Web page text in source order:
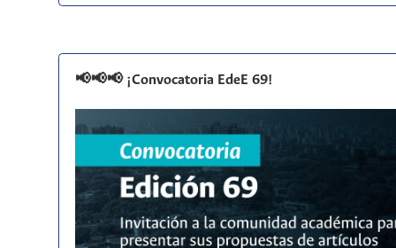
📢📢📢 ¡Convocatoria EdeE 69!